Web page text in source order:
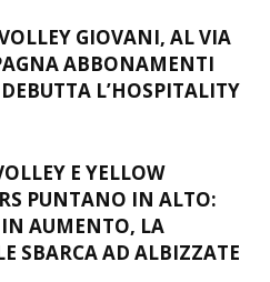
GIOVANI, AL VIA
ABBONAMENTI
L’HOSPITALITY
E YELLOW
PUNTANO IN ALTO:
AUMENTO, LA
SBARCA AD ALBIZZATE